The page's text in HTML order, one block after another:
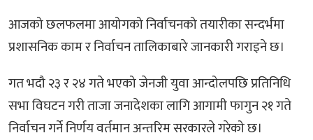
आजको छलफलमा आयोगको निर्वाचनको तयारीका सन्दर्भमा
प्रशासनिक काम र निर्वाचन तालिकाबारे जानकारी गराइने छ।
गत भदौ २३ र २४ गते भएको जेनजी युवा आन्दोलपछि प्रतिनिधि
सभा विघटन गरी ताजा जनादेशका लागि आगामी फागुन २१ गते
निर्वाचन गर्ने निर्णय वर्तमान अन्तरिम सरकारले गरेको छ।